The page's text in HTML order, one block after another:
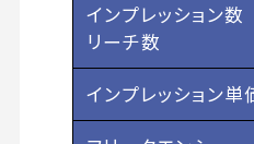
インプレッション数
リーチ数
インプレッション単